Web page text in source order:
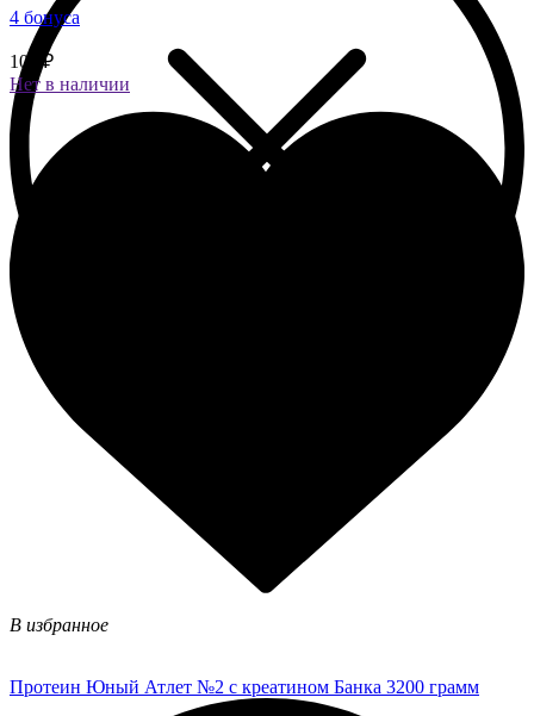
4 бонуса
100 ₽
Нет в наличии
В избранное
Протеин Юный Атлет №2 с креатином Банка 3200 грамм